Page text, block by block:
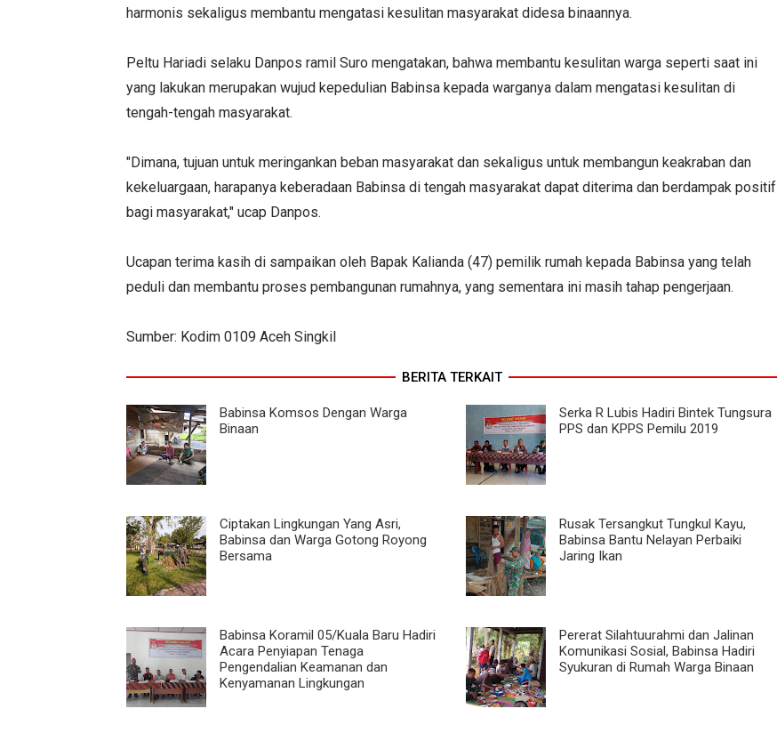
harmonis sekaligus membantu mengatasi kesulitan masyarakat didesa binaannya.
Peltu Hariadi selaku Danpos ramil Suro mengatakan, bahwa membantu kesulitan warga seperti saat ini
yang lakukan merupakan wujud kepedulian Babinsa kepada warganya dalam mengatasi kesulitan di
tengah-tengah masyarakat.
"Dimana, tujuan untuk meringankan beban masyarakat dan sekaligus untuk membangun keakraban dan
kekeluargaan, harapanya keberadaan Babinsa di tengah masyarakat dapat diterima dan berdampak positif
bagi masyarakat," ucap Danpos.
Ucapan terima kasih di sampaikan oleh Bapak Kalianda (47) pemilik rumah kepada Babinsa yang telah
peduli dan membantu proses pembangunan rumahnya, yang sementara ini masih tahap pengerjaan.
Sumber: Kodim 0109 Aceh Singkil
BERITA TERKAIT
Babinsa Komsos Dengan Warga
Binaan
Serka R Lubis Hadiri Bintek Tungsura
PPS dan KPPS Pemilu 2019
Ciptakan Lingkungan Yang Asri,
Babinsa dan Warga Gotong Royong
Bersama
Rusak Tersangkut Tungkul Kayu,
Babinsa Bantu Nelayan Perbaiki
Jaring Ikan
Babinsa Koramil 05/Kuala Baru Hadiri
Acara Penyiapan Tenaga
Pengendalian Keamanan dan
Kenyamanan Lingkungan
Pererat Silahtuurahmi dan Jalinan
Komunikasi Sosial, Babinsa Hadiri
Syukuran di Rumah Warga Binaan